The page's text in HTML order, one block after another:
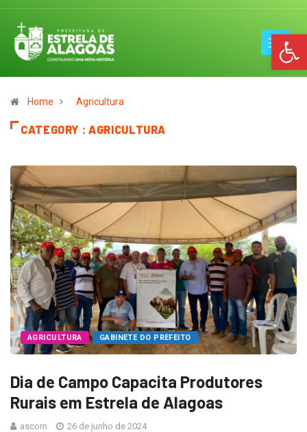
Home Agricultura
CATEGORY : AGRICULTURA
AGRICULTURA GABINETE DO PREFEITO
Dia de Campo Capacita Produtores
Rurais em Estrela de Alagoas
ascom 26 de junho de 2024